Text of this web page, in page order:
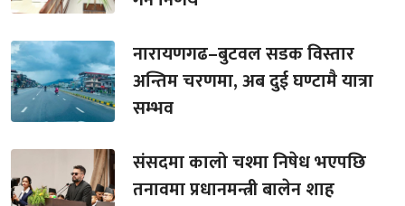
नारायणगढ–बुटवल सडक विस्तार
अन्तिम चरणमा, अब दुई घण्टामै यात्रा
सम्भव
संसदमा कालो चश्मा निषेध भएपछि
तनावमा प्रधानमन्त्री बालेन शाह